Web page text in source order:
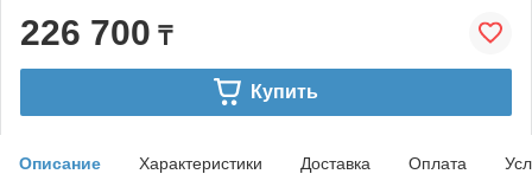
226 700 ₸
Купить
Описание Характеристики Доставка Оплата